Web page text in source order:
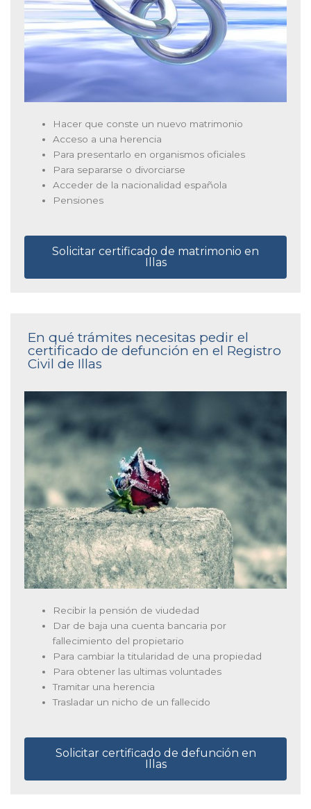
Hacer que conste un nuevo matrimonio
Acceso a una herencia
Para presentarlo en organismos oficiales
Para separarse o divorciarse
Acceder de la nacionalidad española
Pensiones
Solicitar certificado de matrimonio en
Illas
En qué trámites necesitas pedir el
certificado de defunción en el Registro
Civil de Illas
Recibir la pensión de viudedad
Dar de baja una cuenta bancaria por
fallecimiento del propietario
Para cambiar la titularidad de una propiedad
Para obtener las ultimas voluntades
Tramitar una herencia
Trasladar un nicho de un fallecido
Solicitar certificado de defunción en
Illas